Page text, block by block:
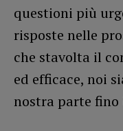
questioni più
risposte nelle
che stavolta il
ed efficace, noi
nostra parte fino